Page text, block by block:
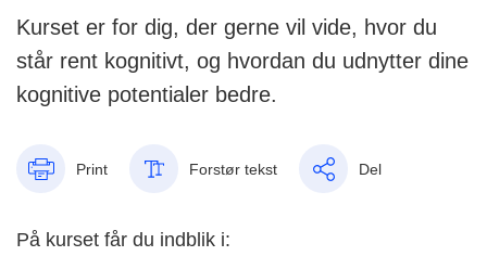
Kurset er for dig, der gerne vil vide, hvor du
står rent kognitivt, og hvordan du udnytter dine
kognitive potentialer bedre.
Print Forstør tekst Del
På kurset får du indblik i: